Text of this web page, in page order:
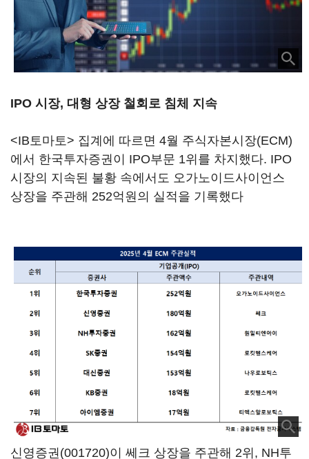
IPO 시장, 대형 상장 철회로 침체 지속
<IB토마토> 집계에 따르면 4월 주식자본시장(ECM)
에서 한국투자증권이 IPO부문 1위를 차지했다. IPO
시장의 지속된 불황 속에서도 오가노이드사이언스
상장을 주관해 252억원의 실적을 기록했다
신영증권(001720)이 쎄크 상장을 주관해 2위, NH투